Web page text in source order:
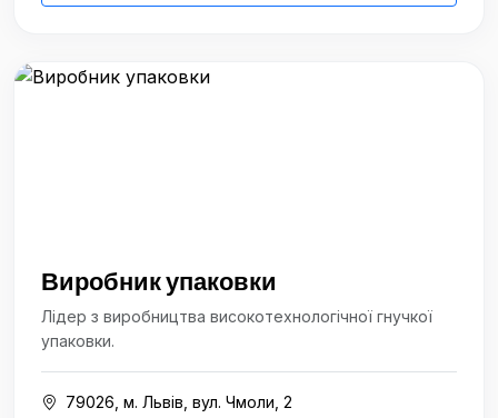
Виробник упаковки
Лідер з виробництва високотехнологічної гнучкої
упаковки.
79026, м. Львів, вул. Чмоли, 2